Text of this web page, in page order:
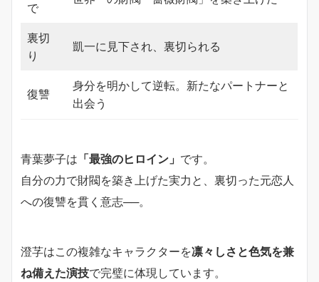
で
裏切
り
凱一に見下され、裏切られる
復讐
身分を明かして逆転。新たなパートナーと
出会う
青葉夢子は 「最強のヒロイン」 です。
自分の力で財閥を築き上げた実力と、裏切った元恋人
への復讐を貫く意志──。
澄芓はこの複雑なキャラクターを凛々しさと色気を兼
ね備えた演技で完璧に体現しています。